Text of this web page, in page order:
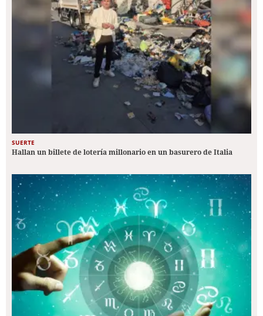
SUERTE
Hallan un billete de lotería millonario en un basurero de Italia